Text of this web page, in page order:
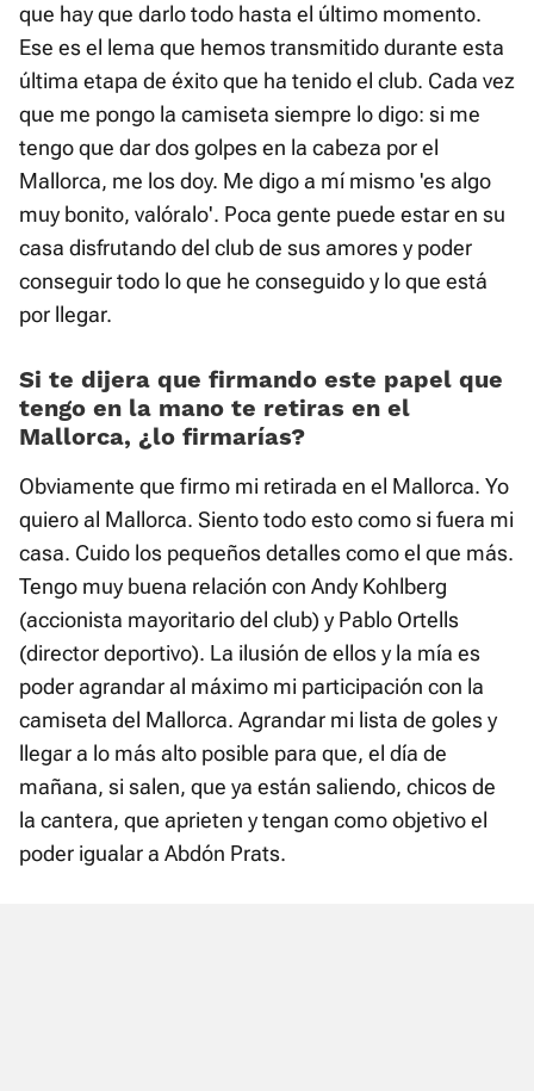
que hay que darlo todo hasta el último momento.
Ese es el lema que hemos transmitido durante esta
última etapa de éxito que ha tenido el club. Cada vez
que me pongo la camiseta siempre lo digo: si me
tengo que dar dos golpes en la cabeza por el
Mallorca, me los doy. Me digo a mí mismo 'es algo
muy bonito, valóralo'. Poca gente puede estar en su
casa disfrutando del club de sus amores y poder
conseguir todo lo que he conseguido y lo que está
por llegar.
Si te dijera que firmando este papel que
tengo en la mano te retiras en el
Mallorca, ¿lo firmarías?
Obviamente que firmo mi retirada en el Mallorca. Yo
quiero al Mallorca. Siento todo esto como si fuera mi
casa. Cuido los pequeños detalles como el que más.
Tengo muy buena relación con Andy Kohlberg
(accionista mayoritario del club) y Pablo Ortells
(director deportivo). La ilusión de ellos y la mía es
poder agrandar al máximo mi participación con la
camiseta del Mallorca. Agrandar mi lista de goles y
llegar a lo más alto posible para que, el día de
mañana, si salen, que ya están saliendo, chicos de
la cantera, que aprieten y tengan como objetivo el
poder igualar a Abdón Prats.